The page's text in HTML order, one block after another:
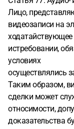
Лицо,
видеозаписи на
ходатайствующее
истребовании,
условиях
осуществлялись
Таким образом,
сделки может
относимости,
доказательства